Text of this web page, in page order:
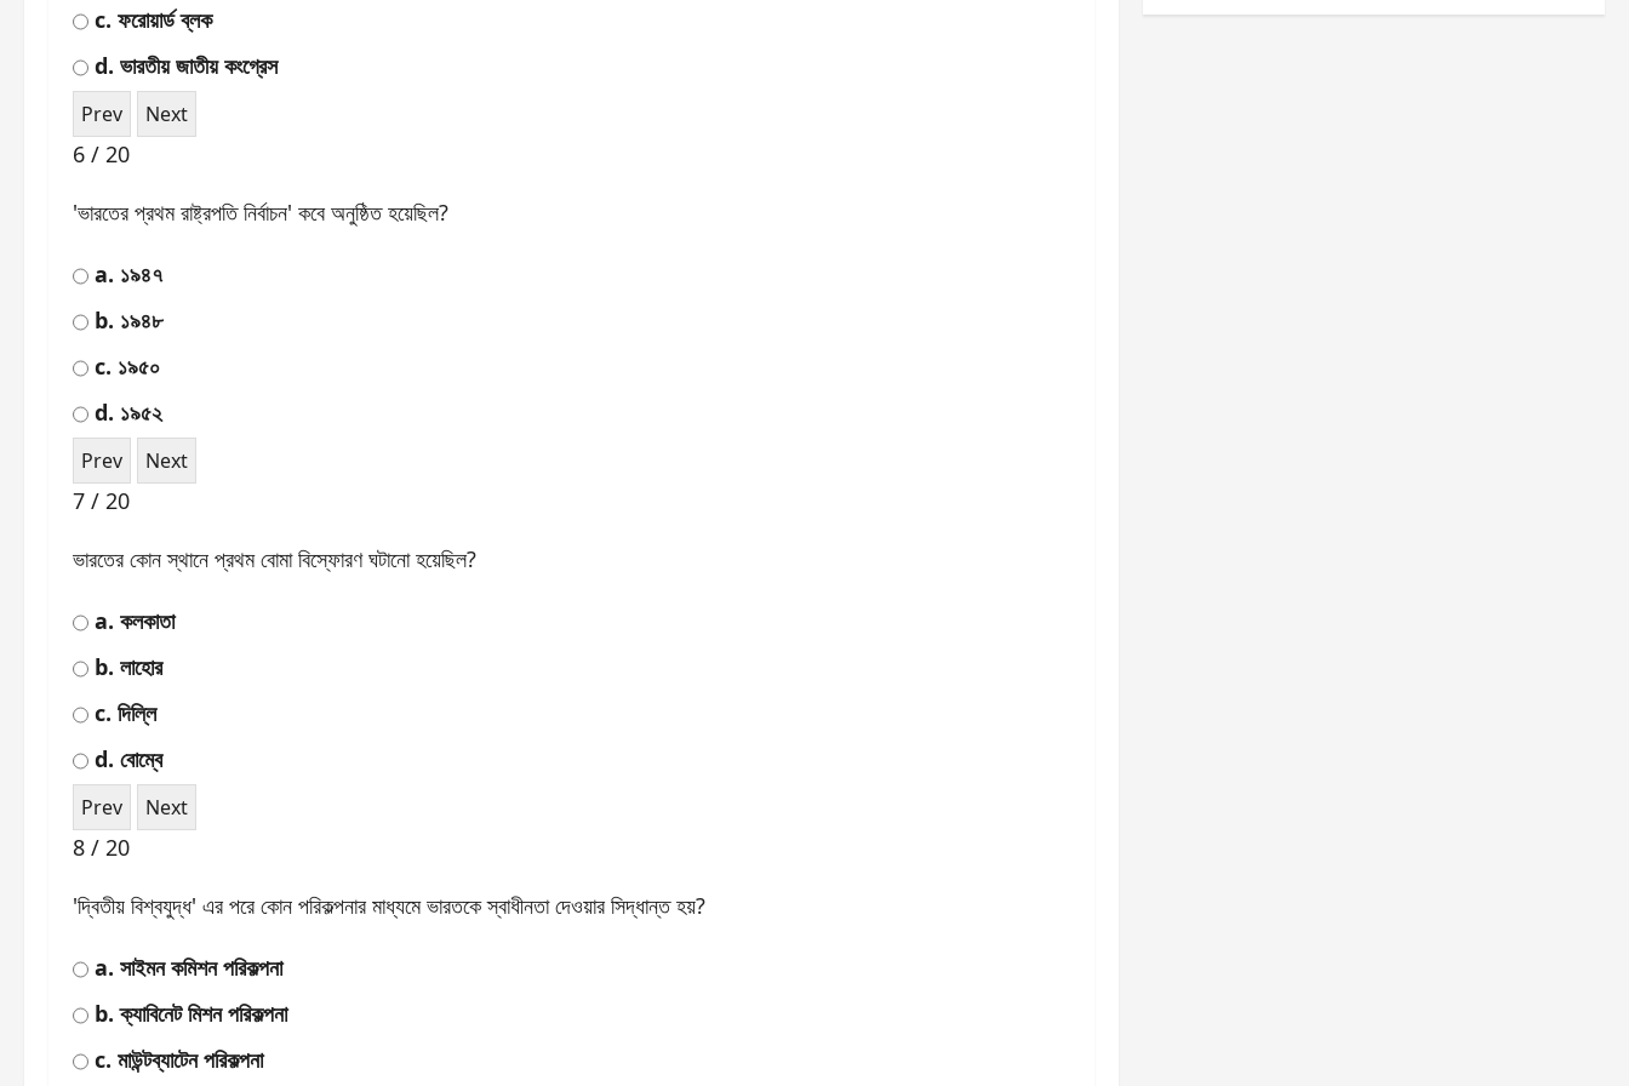
c. ফরোয়ার্ড ব্লক
d. ভারতীয় জাতীয় কংগ্রেস
6 / 20
'ভারতের প্রথম রাষ্ট্রপতি নির্বাচন' কবে অনুষ্ঠিত হয়েছিল?
a. ১৯৪৭
b. ১৯৪৮
c. ১৯৫০
d. ১৯৫২
7 / 20
ভারতের কোন স্থানে প্রথম বোমা বিস্ফোরণ ঘটানো হয়েছিল?
a. কলকাতা
b. লাহোর
c. দিল্লি
d. বোম্বে
8 / 20
'দ্বিতীয় বিশ্বযুদ্ধ' এর পরে কোন পরিকল্পনার মাধ্যমে ভারতকে স্বাধীনতা দেওয়ার সিদ্ধান্ত হয়?
a. সাইমন কমিশন পরিকল্পনা
b. ক্যাবিনেট মিশন পরিকল্পনা
c. মাউন্টব্যাটেন পরিকল্পনা